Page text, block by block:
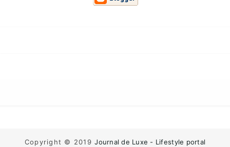
Copyright © 2019Journal de Luxe - Lifestyle portal